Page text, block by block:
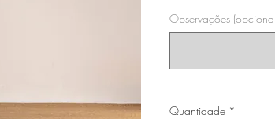
Observações
Quantidade *